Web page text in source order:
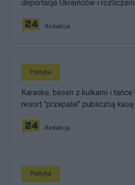
deportacje Ukraińców i
Redakcja
Polityka
Karaoke, basen z kulkami i tańce
resort "przepalał" publiczną kasę
Redakcja
Polityka